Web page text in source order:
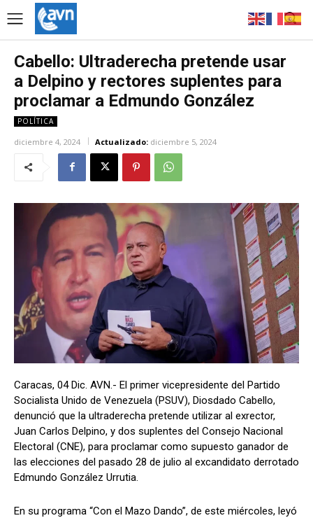
Cabello: Ultraderecha pretende usar
a Delpino y rectores suplentes para
proclamar a Edmundo González
POLÍTICA
diciembre 4, 2024 Actualizado: diciembre 5, 2024
Caracas, 04 Dic. AVN.- El primer vicepresidente del Partido
Socialista Unido de Venezuela (PSUV), Diosdado Cabello,
denunció que la ultraderecha pretende utilizar al exrector,
Juan Carlos Delpino, y dos suplentes del Consejo Nacional
Electoral (CNE), para proclamar como supuesto ganador de
las elecciones del pasado 28 de julio al excandidato derrotado
Edmundo González Urrutia.
En su programa “Con el Mazo Dando”, de este miércoles, leyó